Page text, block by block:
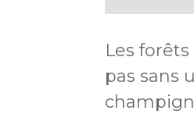
Les
pas sans